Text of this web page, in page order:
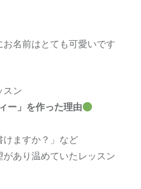
名前はとても可愛いです
スン
ー」を作った理由
けますか？」など
あり温めていたレッスン